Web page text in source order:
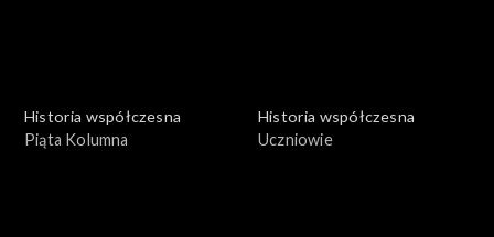
Historia współczesna
Piąta Kolumna
Historia współczesna
Uczniowie